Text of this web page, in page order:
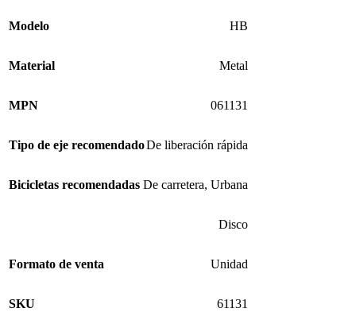
Modelo HB
Material Metal
MPN 061131
Tipo de eje recomendadoDe liberación rápida
Bicicletas recomendadas De carretera, Urbana
Disco
Formato de venta Unidad
SKU 61131